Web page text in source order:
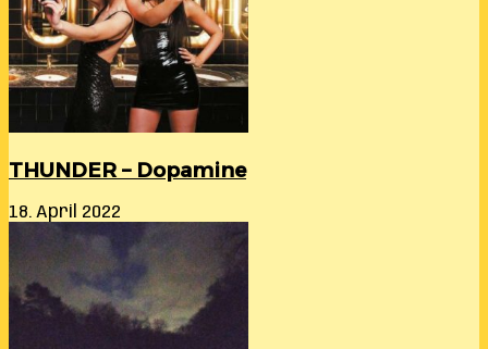
THUNDER – Dopamine
18. April 2022